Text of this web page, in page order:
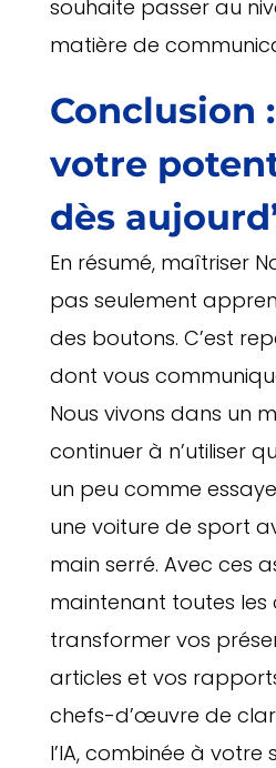
souhaite passer au
matière de
Conclusion
votre
dès
En résumé, maîtriser
pas seulement
des boutons. C’est
dont vous
Nous vivons dans un
continuer à n’utiliser
un peu comme
une voiture de sport
main serré. Avec ces
maintenant toutes les
transformer vos
articles et vos
chefs-d’œuvre de
l’IA, combinée à votre